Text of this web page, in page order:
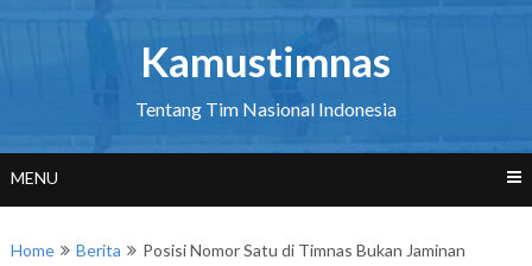
Kamustimnas
Tentang Tim Nasional Indonesia
MENU
Home Berita Posisi Nomor Satu di Timnas Bukan Jaminan